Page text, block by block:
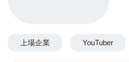
上場企業 YouTuber